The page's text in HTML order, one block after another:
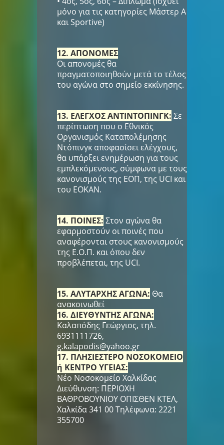
μόνο για τις κατηγορίες Μάστερ Α
και Sportive)
12. ΑΠΟΝΟΜΕΣ
Οι απονομές θα
πραγματοποιηθούν μετά το τέλος
του αγώνα στο σημείο εκκίνησης.
13. ΕΛΕΓΧΟΣ ΑΝΤΙΝΤΟΠΙΝΓΚ: Σε
περίπτωση που ο Εθνικός
Οργανισμός Καταπολέμησης
Ντόπινγκ αποφασίσει ελέγχους,
θα υπάρξει ενημέρωση για τους
εμπλεκόμενους, σύμφωνα με τους
κανονισμούς της ΕΟΠ, της UCI και
του ΕΟΚΑΝ.
14. ΠΟΙΝΕΣ: Στον αγώνα θα
εφαρμοστούν οι ποινές που
αναφέρονται στους κανονισμούς
της Ε.Ο.Π. και όπου δεν
προβλέπεται, της UCI.
15. ΑΛΥΤΑΡΧΗΣ ΑΓΩΝΑ: Θα
ανακοινωθεί
16. ΔΙΕΥΘΥΝΤΗΣ ΑΓΩΝΑ:
Καλαπόδης Γεώργιος, τηλ.
6931111726,
g.kalapodis@yahoo.gr
17. ΠΛΗΣΙΕΣΤΕΡΟ ΝΟΣΟΚΟΜΕΙΟ
ή ΚΕΝΤΡΟ ΥΓΕΙΑΣ:
Νέο Νοσοκομείο Χαλκίδας
Διεύθυνση: ΠΕΡΙΟΧΗ
ΒΑΘΡΟΒΟΥΝΙΟΥ ΟΠΙΣΘΕΝ ΚΤΕΛ,
Χαλκίδα 341 00 Τηλέφωνα: 2221
355700